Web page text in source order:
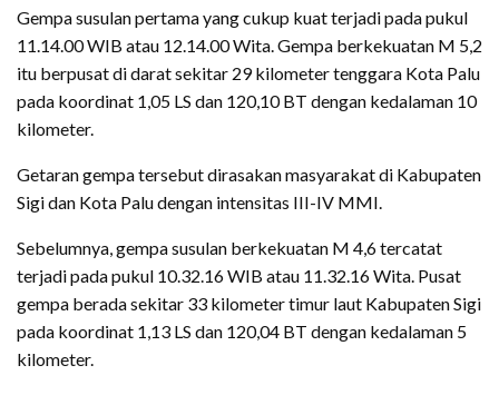
Gempa susulan pertama yang cukup kuat terjadi pada pukul
11.14.00 WIB atau 12.14.00 Wita. Gempa berkekuatan M 5,2
itu berpusat di darat sekitar 29 kilometer tenggara Kota Palu
pada koordinat 1,05 LS dan 120,10 BT dengan kedalaman 10
kilometer.
Getaran gempa tersebut dirasakan masyarakat di Kabupaten
Sigi dan Kota Palu dengan intensitas III-IV MMI.
Sebelumnya, gempa susulan berkekuatan M 4,6 tercatat
terjadi pada pukul 10.32.16 WIB atau 11.32.16 Wita. Pusat
gempa berada sekitar 33 kilometer timur laut Kabupaten Sigi
pada koordinat 1,13 LS dan 120,04 BT dengan kedalaman 5
kilometer.